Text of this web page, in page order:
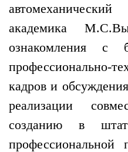
академика
ознакомления с
профессионально-
кадров и
реализации
созданию в
профессиональной